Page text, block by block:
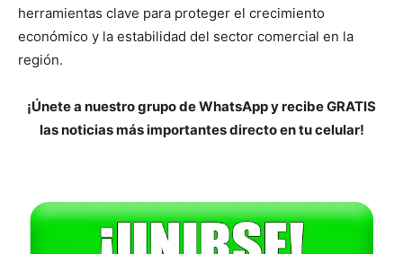
herramientas clave para proteger el crecimiento
económico y la estabilidad del sector comercial en la
región.
¡Únete a nuestro grupo de WhatsApp y recibe GRATIS
las noticias más importantes directo en tu celular!